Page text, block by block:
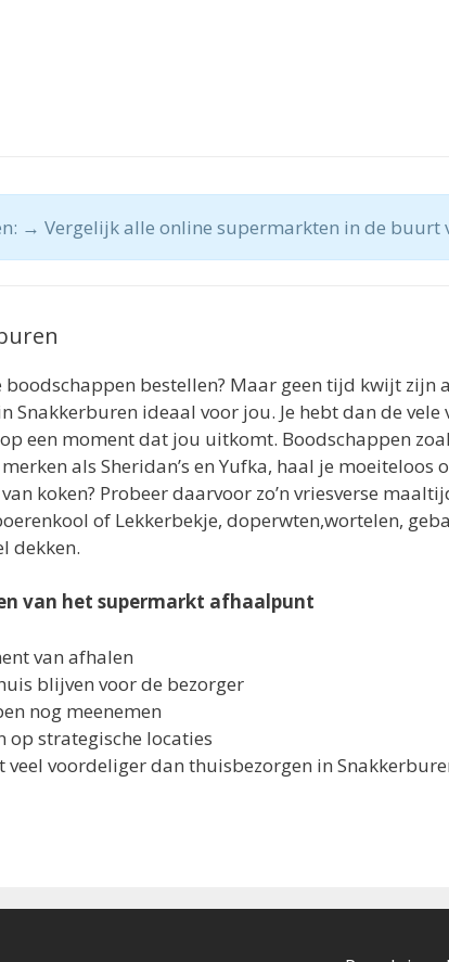
→ Vergelijk alle online supermarkten in de buurt
bestellen? Maar geen tijd kwijt zijn
ideaal voor jou. Je hebt dan de
een moment dat jou uitkomt. Boodschappen
als Sheridan’s en Yufka, haal je
koken? Probeer daarvoor zo’n vriesverse
of Lekkerbekje, doperwten,wortelen,
dekken.
van het supermarkt afhaalpunt
van afhalen
blijven voor de bezorger
nog meenemen
op strategische locaties
veel voordeliger dan thuisbezorgen in